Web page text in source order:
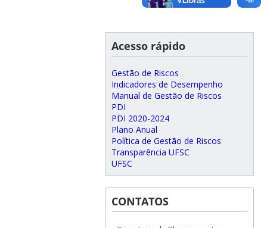
Acesso rápido
Gestão de Riscos
Indicadores de Desempenho
Manual de Gestão de Riscos
PDI
PDI 2020-2024
Plano Anual
Política de Gestão de Riscos
Transparência UFSC
UFSC
CONTATOS